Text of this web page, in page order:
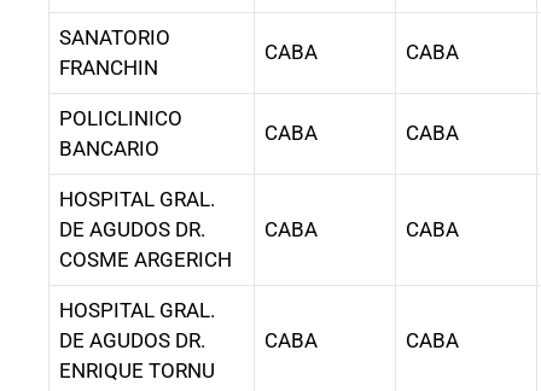
SANATORIO
FRANCHIN
CABA CABA
POLICLINICO
BANCARIO
CABA CABA
HOSPITAL GRAL.
DE AGUDOS DR.
COSME ARGERICH
CABA CABA
HOSPITAL GRAL.
DE AGUDOS DR.
ENRIQUE TORNU
CABA CABA